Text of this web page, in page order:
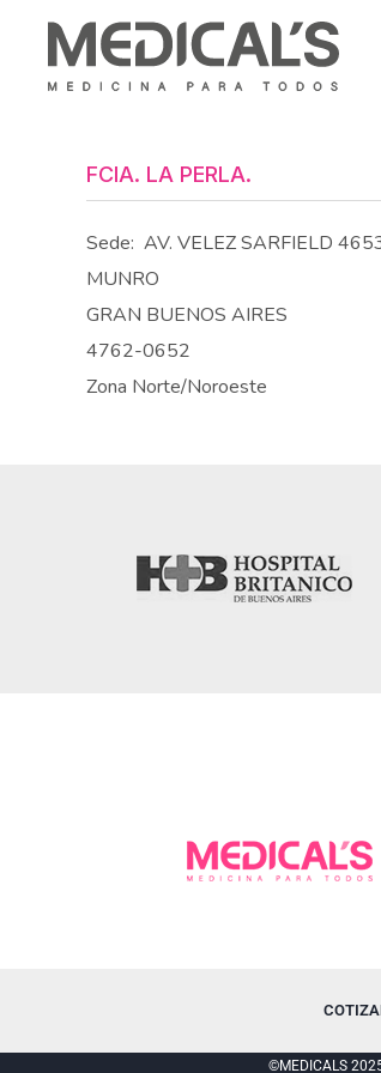
FCIA. LA PERLA.
Sede: AV. VELEZ SARFIELD
MUNRO
GRAN BUENOS AIRES
4762-0652
Zona Norte/Noroeste
©MEDICALS